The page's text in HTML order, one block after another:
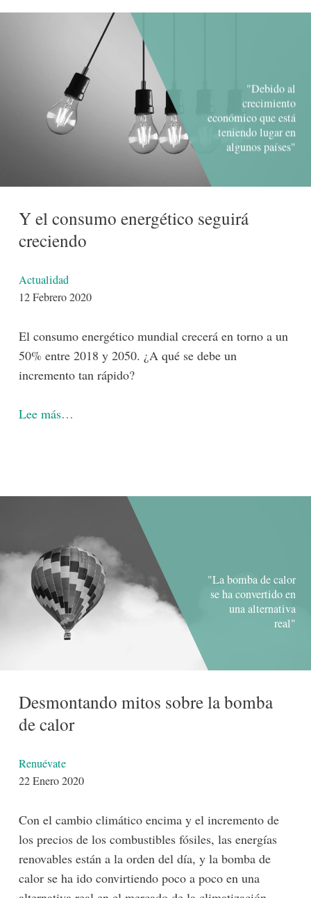
"Debido al
crecimiento
económico que está
teniendo lugar en
algunos países"
Y el consumo energético seguirá
creciendo
DetallesActualidad
12 Febrero 2020
El consumo energético mundial crecerá en torno a un
50% entre 2018 y 2050. ¿A qué se debe un
incremento tan rápido?
Lee más…
"La bomba de calor
se ha convertido en
una alternativa
real"
Desmontando mitos sobre la bomba
de calor
DetallesRenuévate
22 Enero 2020
Con el cambio climático encima y el incremento de
los precios de los combustibles fósiles, las energías
renovables están a la orden del día, y la bomba de
calor se ha ido convirtiendo poco a poco en una